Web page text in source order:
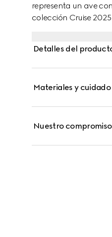
representa un ave
colección Cruise
Detalles del
Materiales y cuidado
Nuestro compromiso